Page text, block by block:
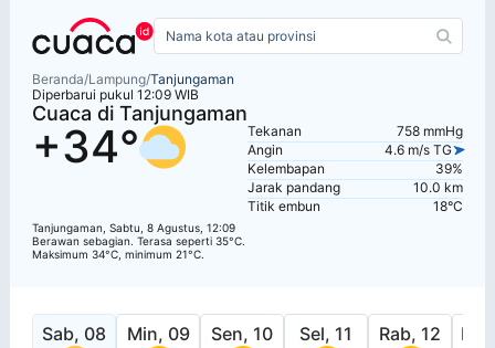
Beranda/Lampung/Tanjungaman
Diperbarui pukul 12:09 WIB
Cuaca di Tanjungaman
+34°
Tanjungaman, Sabtu, 8 Agustus, 12:09
Berawan sebagian. Terasa seperti 35°C.
Maksimum 34°C, minimum 21°C.
Tekanan
758 mmHg
Angin
4.6 m/s TG
Kelembapan
39%
Jarak pandang
10.0 km
Titik embun
18°C
Sab, 08 Min, 09 Sen, 10 Sel, 11 Rab, 12